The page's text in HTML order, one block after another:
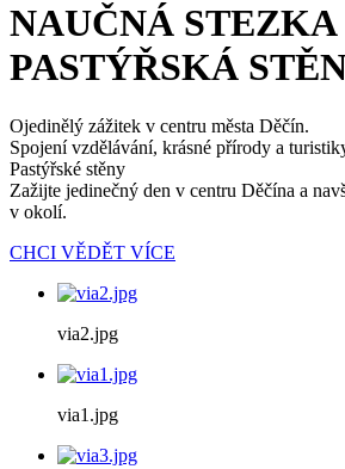
NAUČNÁ STEZKA
PASTÝŘSKÁ
Ojedinělý zážitek v centru města Děčín.
Spojení vzdělávání, krásné přírody a
Pastýřské stěny
Zažijte jedinečný den v centru Děčína a
v okolí.
CHCI VĚDĚT VÍCE
via2.jpg
via1.jpg